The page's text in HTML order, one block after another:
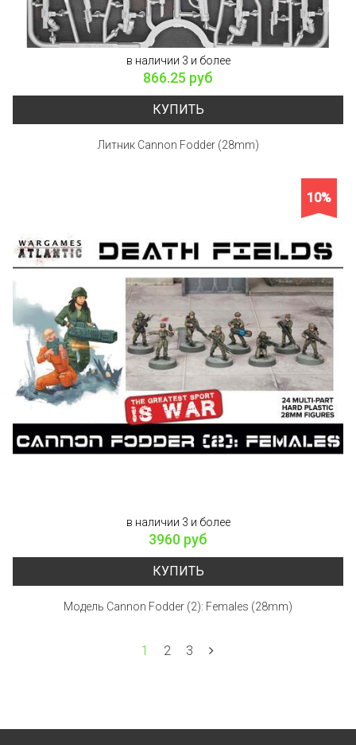
в наличии 3 и более
866.25 руб
КУПИТЬ
Литник Cannon Fodder (28mm)
10%
в наличии 3 и более
3960 руб
КУПИТЬ
Модель Cannon Fodder (2): Females (28mm)
1 2 3